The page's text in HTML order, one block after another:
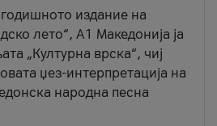
издание на
лето“, А1 Македонија ја
„Културна врска“, чиј
џез-интерпретација на
народна песна